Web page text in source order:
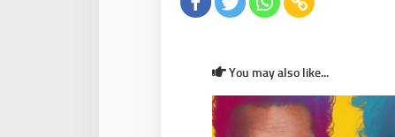
You may also like...